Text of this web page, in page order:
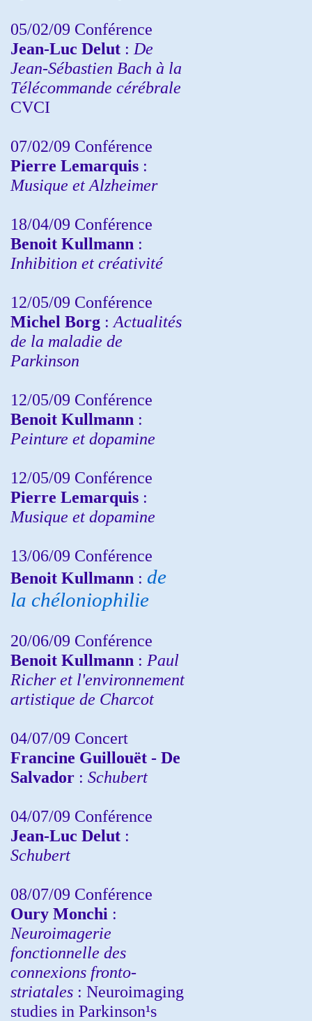
05/02/09 Conférence
Jean-Luc Delut : De
Jean-Sébastien Bach à la
Télécommande cérébrale
CVCI
07/02/09 Conférence
Pierre Lemarquis :
Musique et Alzheimer
18/04/09 Conférence
Benoit Kullmann :
Inhibition et créativité
12/05/09 Conférence
Michel Borg : Actualités
de la maladie de
Parkinson
12/05/09 Conférence
Benoit Kullmann :
Peinture et dopamine
12/05/09 Conférence
Pierre Lemarquis :
Musique et dopamine
13/06/09 Conférence
Benoit Kullmann : de
la chéloniophilie
20/06/09 Conférence
Benoit Kullmann : Paul
Richer et l'environnement
artistique de Charcot
04/07/09 Concert
Francine Guillouët - De
Salvador : Schubert
04/07/09 Conférence
Jean-Luc Delut :
Schubert
08/07/09 Conférence
Oury Monchi :
Neuroimagerie
fonctionnelle des
connexions fronto-
striatales : Neuroimaging
studies in Parkinson¹s